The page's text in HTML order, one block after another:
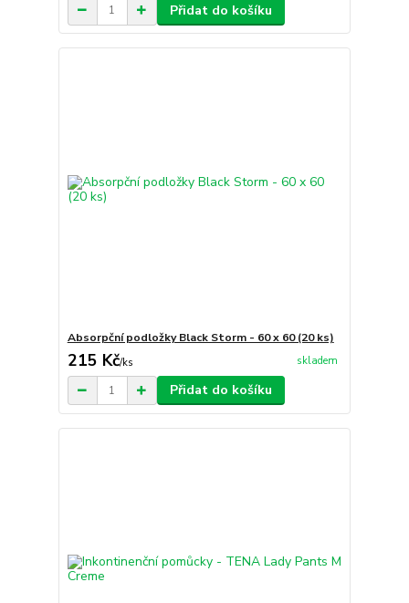
Přidat do košíku
Absorpční podložky Black Storm - 60 x 60 (20 ks)
215 Kč/ks skladem
Přidat do košíku